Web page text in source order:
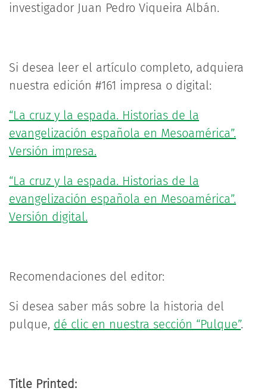
investigador Juan Pedro Viqueira Albán.
Si desea leer el artículo completo, adquiera
nuestra edición #161 impresa o digital:
“La cruz y la espada. Historias de la
evangelización española en Mesoamérica”.
Versión impresa.
“La cruz y la espada. Historias de la
evangelización española en Mesoamérica”.
Versión digital.
Recomendaciones del editor:
Si desea saber más sobre la historia del
pulque, dé clic en nuestra sección “Pulque”.
Title Printed: